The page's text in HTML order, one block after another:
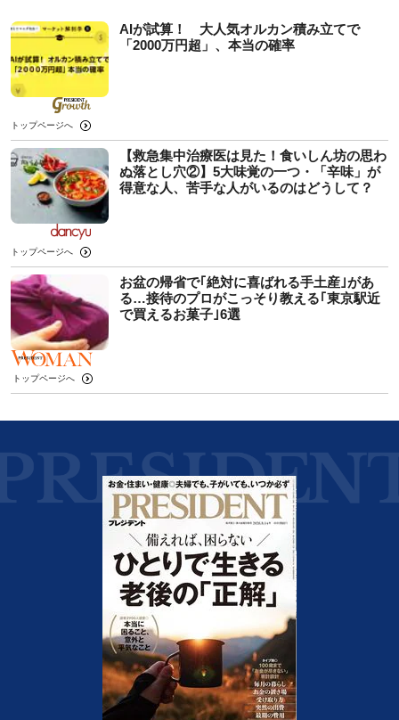
AIが試算！ 大人気オルカン積み立てで
「2000万円超」、本当の確率
トップページへ
【救急集中治療医は見た！食いしん坊の思わ
ぬ落とし穴②】5大味覚の一つ・「辛味」が
得意な人、苦手な人がいるのはどうして？
トップページへ
お盆の帰省で｢絶対に喜ばれる手土産｣があ
る…接待のプロがこっそり教える｢東京駅近
で買えるお菓子｣6選
トップページへ